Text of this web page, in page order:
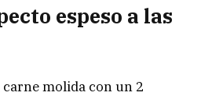
espeso a las
molida con un 2